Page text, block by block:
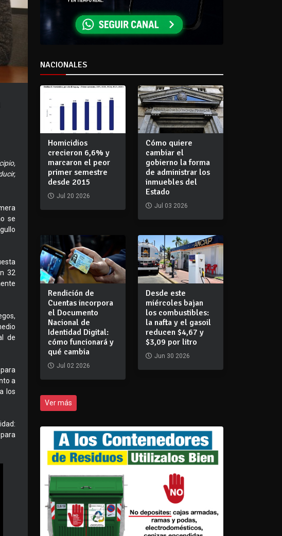
se
32
de
a
los
NACIONALES
Homicidios
crecieron 6,6% y
marcaron el peor
primer semestre
desde 2015
Jul 20 2026
Cómo quiere
cambiar el
gobierno la forma
de administrar los
inmuebles del
Estado
Jul 03 2026
Rendición de
Cuentas incorpora
el Documento
Nacional de
Identidad Digital:
cómo funcionará y
qué cambia
Jul 02 2026
Desde este
miércoles bajan
los combustibles:
la nafta y el gasoil
reducen $4,67 y
$3,09 por litro
Jun 30 2026
Ver más